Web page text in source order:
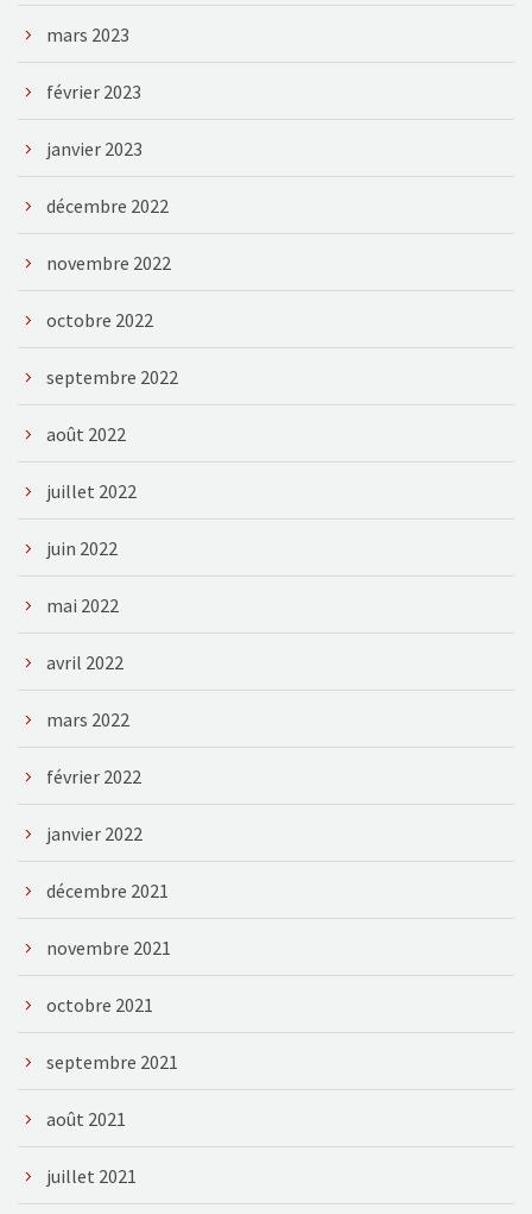
mars 2023
février 2023
janvier 2023
décembre 2022
novembre 2022
octobre 2022
septembre 2022
août 2022
juillet 2022
juin 2022
mai 2022
avril 2022
mars 2022
février 2022
janvier 2022
décembre 2021
novembre 2021
octobre 2021
septembre 2021
août 2021
juillet 2021